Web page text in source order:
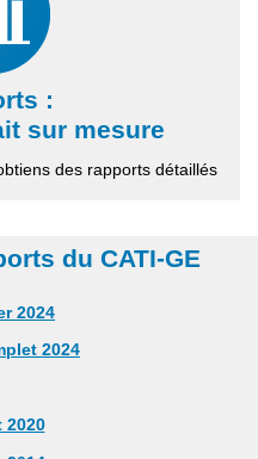
:
sur mesure
des rapports détaillés
du CATI-GE
2024
2024
2020